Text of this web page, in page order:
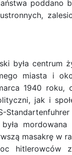
poddano
była centrum
miasta i
1940 roku,
jak i
masakrę w